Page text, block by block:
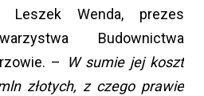
Wenda, prezes
Budownictwa
–
W sumie jej koszt
złotych, z czego prawie